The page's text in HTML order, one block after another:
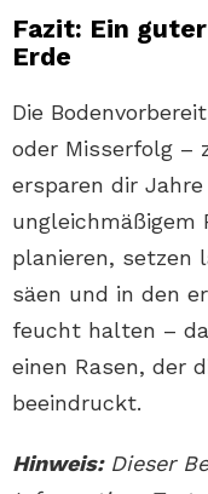
Fazit: Ein
Erde
Die
oder Misserfolg –
ersparen dir
ungleichmäßigem
planieren, setzen
säen und in den
feucht halten –
einen Rasen, der
beeindruckt.
Hinweis:Dieser